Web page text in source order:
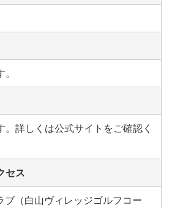
詳しくは公式サイトをご確認く
セス
（白山ヴィレッジゴルフコー